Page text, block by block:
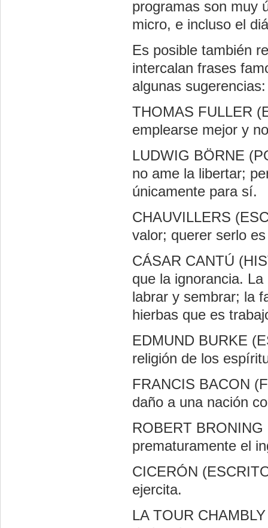
programas son muy
micro, e incluso el
Es posible también
intercalan frases
algunas sugerencias:
THOMAS FULLER
emplearse mejor y
LUDWIG BÖRNE
no ame la libertar;
únicamente para sí.
CHAUVILLERS
valor; querer serlo
CÁSAR CANTÚ
que la ignorancia.
labrar y sembrar; la
hierbas que es
EDMUND BURKE
religión de los
FRANCIS BACON
daño a una nación
ROBERT
prematuramente el
CICERÓN
ejercita.
LA TOUR